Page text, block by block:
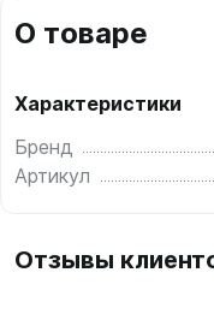
О товаре
Характеристики
Бренд
Артикул
Отзывы